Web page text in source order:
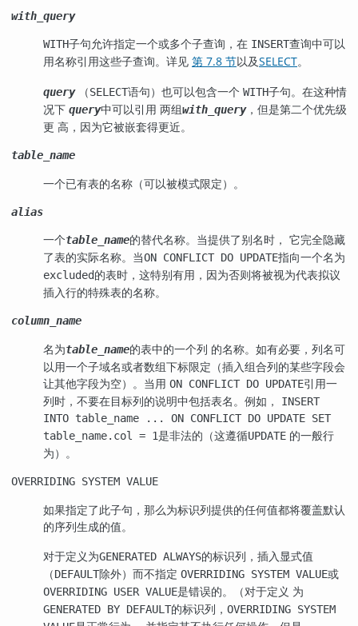
with_query
WITH子句允许指定一个或多个子查询，在 INSERT查询中可以
用名称引用这些子查询。详见 第 7.8 节以及SELECT。
query（SELECT语句）也可以包含一个 WITH子句。在这种情
况下 query中可以引用 两组with_query，但是第二个优先级
更 高，因为它被嵌套得更近。
table_name
一个已有表的名称（可以被模式限定）。
alias
一个table_name的替代名称。当提供了别名时， 它完全隐藏
了表的实际名称。当ON CONFLICT DO UPDATE指向一个名为
excluded的表时，这特别有用，因为否则将被视为代表拟议
插入行的特殊表的名称。
column_name
名为table_name的表中的一个列 的名称。如有必要，列名可
以用一个子域名或者数组下标限定（插入组合列的某些字段会
让其他字段为空）。当用 ON CONFLICT DO UPDATE引用一
列时，不要在目标列的说明中包括表名。例如，
INSERT
INTO table_name ... ON CONFLICT DO UPDATE SET
table_name.col = 1是非法的（这遵循UPDATE 的一般行
为）。
OVERRIDING SYSTEM VALUE
如果指定了此子句，那么为标识列提供的任何值都将覆盖默认
的序列生成的值。
对于定义为GENERATED ALWAYS的标识列，插入显式值
（DEFAULT除外）而不指定 OVERRIDING SYSTEM VALUE或
OVERRIDING USER VALUE是错误的。（对于定义 为
GENERATED BY DEFAULT的标识列， OVERRIDING SYSTEM